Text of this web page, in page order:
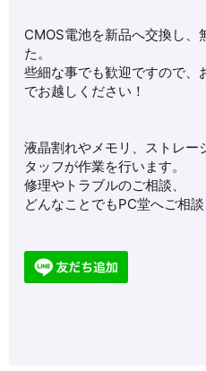
CMOS電池を新品へ交換し、
た。
些細な事でも歓迎ですので、
でお越しください！
液晶割れやメモリ、ストレー
タッフが作業を行います。
修理やトラブルのご相談、
どんなことでもPC堂へご相談